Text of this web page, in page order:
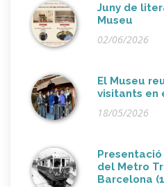
Juny de
Museu
02/06/2026
El Museu
visitants en
18/05/2026
del Metro
Barcelona